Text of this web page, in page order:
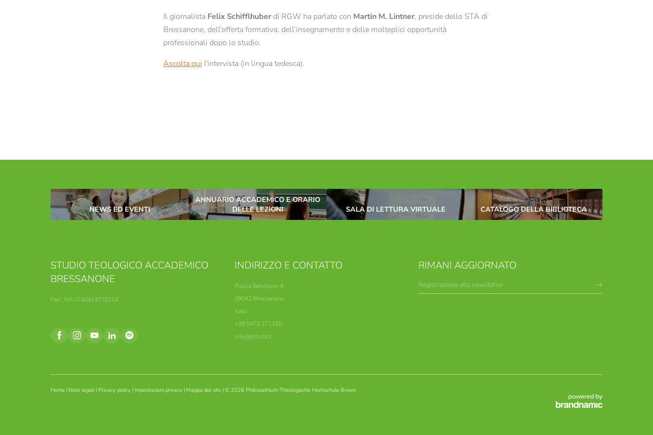
Offerte per scuole
Il giornalista Felix Schifflhuber di RGW ha parlato con Martin M. Lintner, preside dello STA di
Bressanone, dell’offerta formativa, dell’insegnamento e delle molteplici opportunità
professionali dopo lo studio.
Ascolta qui l'intervista (in lingua tedesca).
NEWS ED EVENTI
ANNUARIO ACCADEMICO E ORARIO
DELLE LEZIONI
SALA DI LETTURA VIRTUALE CATALOGO DELLA BIBLIOTECA
STUDIO TEOLOGICO ACCADEMICO
BRESSANONE
Part. IVA: IT00414770214
INDIRIZZO E CONTATTO
Piazza Seminario 4
39042 Bressanone
Italia
+39 0472 271120
info@pthsta.it
RIMANI AGGIORNATO
Registrazione alla newsletter
Home | Note legali | Privacy policy | Impostazioni privacy | Mappa del sito | © 2026 Philosophisch-Theologische Hochschule Brixen
E-mail*
Consenso marketing*